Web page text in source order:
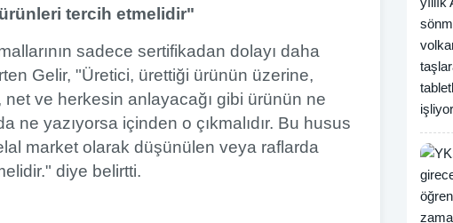
tercih etmelidir"
sadece sertifikadan dolayı daha
Gelir, "Üretici, ürettiği ürünün üzerine,
net ve herkesin anlayacağı gibi ürünün ne
ne yazıyorsa içinden o çıkmalıdır. Bu husus
market olarak düşünülen veya raflarda
diye belirtti.